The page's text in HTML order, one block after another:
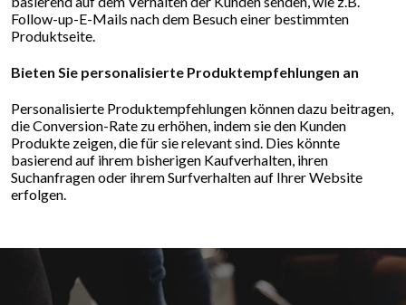
Follow-up-E-Mails nach dem Besuch einer bestimmten
Produktseite.
Bieten Sie personalisierte Produktempfehlungen an
Personalisierte Produktempfehlungen können dazu beitragen,
die Conversion-Rate zu erhöhen, indem sie den Kunden
Produkte zeigen, die für sie relevant sind. Dies könnte
basierend auf ihrem bisherigen Kaufverhalten, ihren
Suchanfragen oder ihrem Surfverhalten auf Ihrer Website
erfolgen.